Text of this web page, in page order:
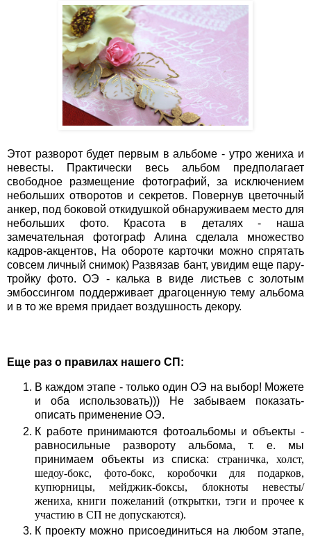
Этот разворот будет первым в альбоме - утро жениха и
невесты. Практически весь альбом предполагает
свободное размещение фотографий, за исключением
небольших отворотов и секретов. Повернув цветочный
анкер, под боковой откидушкой обнаруживаем место для
небольших фото. Красота в деталях - наша
замечательная фотограф Алина сделала множество
кадров-акцентов, На обороте карточки можно спрятать
совсем личный снимок) Развязав бант, увидим еще пару-
тройку фото. ОЭ - калька в виде листьев с золотым
эмбоссингом поддерживает драгоценную тему альбома
и в то же время придает воздушность декору.
Еще раз о правилах нашего СП:
В каждом этапе - только один ОЭ на выбор! Можете
и оба использовать))) Не забываем показать-
описать применение ОЭ.
К работе принимаются фотоальбомы и объекты -
равносильные развороту альбома, т. е. мы
принимаем объекты из списка: страничка, холст,
шедоу-бокс, фото-бокс, коробочки для подарков,
купюрницы, мейджик-боксы, блокноты невесты/
жениха, книги пожеланий (открытки, тэги и прочее к
участию в СП не допускаются).
К проекту можно присоединиться на любом этапе,